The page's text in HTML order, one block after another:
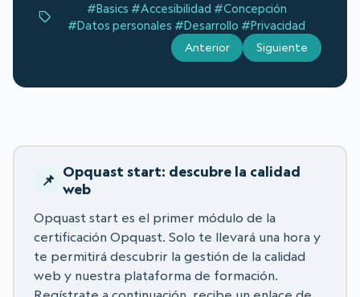
#Basics #Accesibilidad #Concepción
#Datos personales #Desarrollo #Privacidad
Anterior Siguiente
Opquast start: descubre la calidad
web
Opquast start es el primer módulo de la
certificación Opquast. Solo te llevará una hora y
te permitirá descubrir la gestión de la calidad
web y nuestra plataforma de formación.